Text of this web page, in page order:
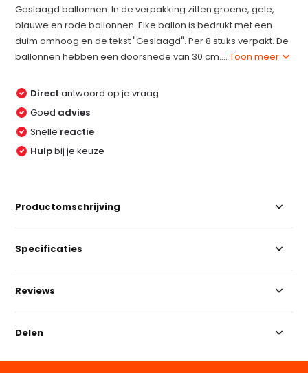
Geslaagd ballonnen. In de verpakking zitten groene, gele,
blauwe en rode ballonnen. Elke ballon is bedrukt met een
duim omhoog en de tekst "Geslaagd". Per 8 stuks verpakt. De
ballonnen hebben een doorsnede van 30 cm....Toon meer
Direct antwoord op je vraag
Goed advies
Snelle reactie
Hulpbij je keuze
Productomschrijving
Specificaties
Reviews
Delen